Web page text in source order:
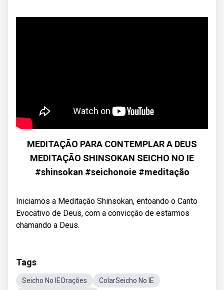
MEDITAÇÃO PARA CONTEMPLAR A DEUS
MEDITAÇÃO SHINSOKAN SEICHO NO IE
#shinsokan #seichonoie #meditação
Iniciamos a Meditação Shinsokan, entoando o Canto
Evocativo de Deus, com a convicção de estarmos
chamando a Deus.
Tags
Seicho No IEOrações
ColarSeicho No IE